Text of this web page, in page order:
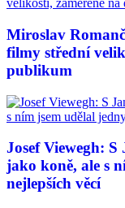
Miroslav
filmy střední
publikum
Josef Viewegh: S
jako koně, ale s
nejlepších věcí